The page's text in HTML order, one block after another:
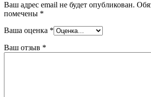
Ваш адрес email не будет опубликован.
помечены *
Ваша оценка *
Ваш отзыв *